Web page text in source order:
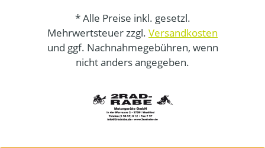
* Alle Preise inkl. gesetzl.
Mehrwertsteuer zzgl. Versandkosten
und ggf. Nachnahmegebühren, wenn
nicht anders angegeben.